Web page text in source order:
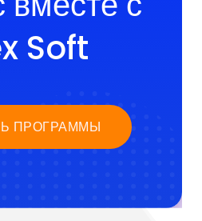
Soft
ПРОГРАММЫ